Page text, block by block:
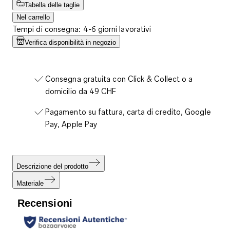
Tabella delle taglie
Nel carrello
Tempi di consegna: 4-6 giorni lavorativi
Verifica disponibilità in negozio
Consegna gratuita con Click & Collect o a
domicilio da 49 CHF
Pagamento su fattura, carta di credito, Google
Pay, Apple Pay
Descrizione del prodotto
Materiale
Recensioni